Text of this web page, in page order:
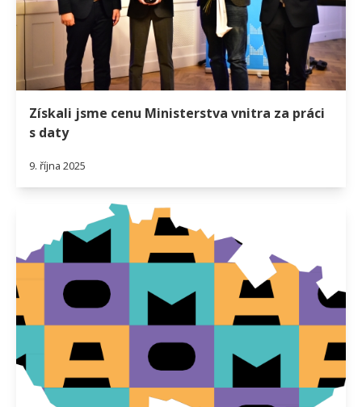
Získali jsme cenu Ministerstva vnitra za práci
s daty
9. října 2025